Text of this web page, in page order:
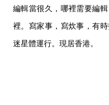
編輯當很久，哪裡需要編
裡。寫家事，寫炊事，有
迷星體運行。現居香港。